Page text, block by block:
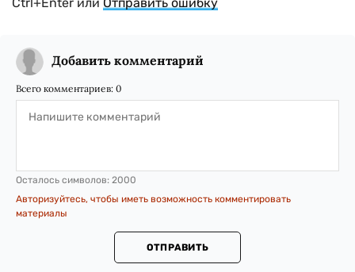
Добавить комментарий
Всего комментариев: 0
Осталось символов: 2000
Авторизуйтесь, чтобы иметь возможность комментировать
материалы
ОТПРАВИТЬ